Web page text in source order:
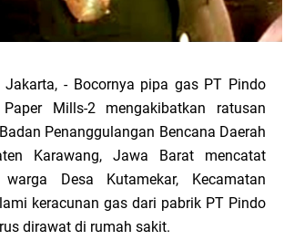
Jakarta, - Bocornya pipa gas PT Pindo
Mills-2 mengakibatkan ratusan
Penanggulangan Bencana Daerah
Karawang, Jawa Barat mencatat
Desa Kutamekar, Kecamatan
keracunan gas dari pabrik PT Pindo
dirawat di rumah sakit.